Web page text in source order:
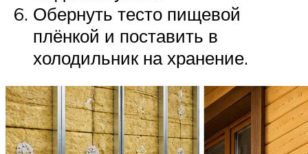
Обернуть тесто пищевой
плёнкой и поставить в
холодильник на хранение.